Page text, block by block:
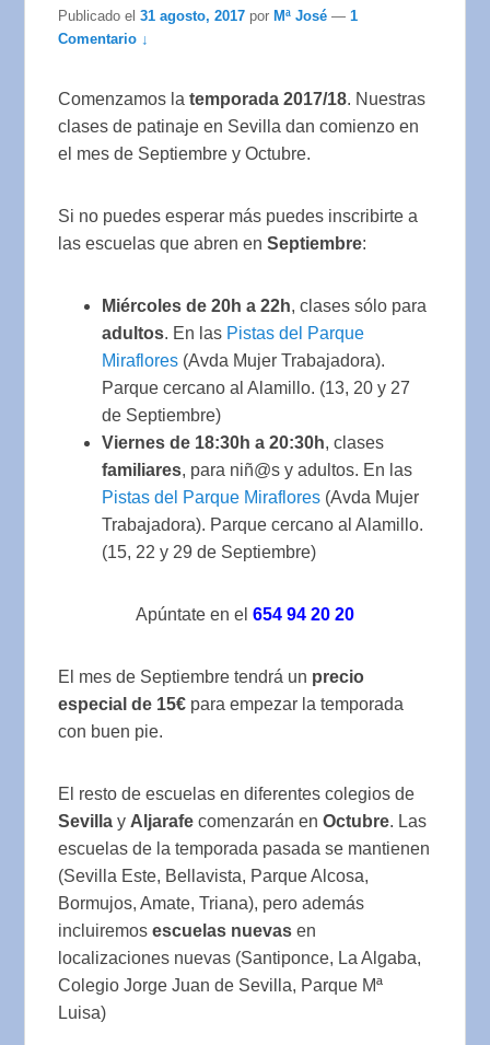
Publicado el31 agosto, 2017 por Mª José —1
Comentario ↓
Comenzamos latemporada 2017/18. Nuestras
clases de patinaje en Sevilla dan comienzo en
el mes de Septiembre y Octubre.
Si no puedes esperar más puedes inscribirte a
las escuelas que abren enSeptiembre:
Miércoles de 20h a 22h, clases sólo para
adultos. En las Pistas del Parque
Miraflores (Avda Mujer Trabajadora).
Parque cercano al Alamillo. (13, 20 y 27
de Septiembre)
Viernes de 18:30h a 20:30h, clases
familiares, para niñ@s y adultos. En las
Pistas del Parque Miraflores (Avda Mujer
Trabajadora). Parque cercano al Alamillo.
(15, 22 y 29 de Septiembre)
Apúntate en el 654 94 20 20
El mes de Septiembre tendrá un precio
especial de 15€ para empezar la temporada
con buen pie.
El resto de escuelas en diferentes colegios de
Sevilla y Aljarafe comenzarán enOctubre. Las
escuelas de la temporada pasada se mantienen
(Sevilla Este, Bellavista, Parque Alcosa,
Bormujos, Amate, Triana), pero además
incluiremosescuelas nuevas en
localizaciones nuevas (Santiponce, La Algaba,
Colegio Jorge Juan de Sevilla, Parque Mª
Luisa)